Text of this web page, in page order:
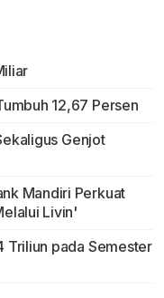
12,67 Persen
Genjot
Mandiri Perkuat
Livin'
Triliun pada Semester